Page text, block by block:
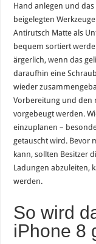
Hand anlegen und
beigelegten
Antirutsch Matte als
bequem sortiert
ärgerlich, wenn das
daraufhin eine
wieder
Vorbereitung und den
vorgebeugt werden.
einzuplanen –
getauscht wird. Bevor
kann, sollten Besitzer
Ladungen abzuleiten,
werden.
So wird
iPhone 8